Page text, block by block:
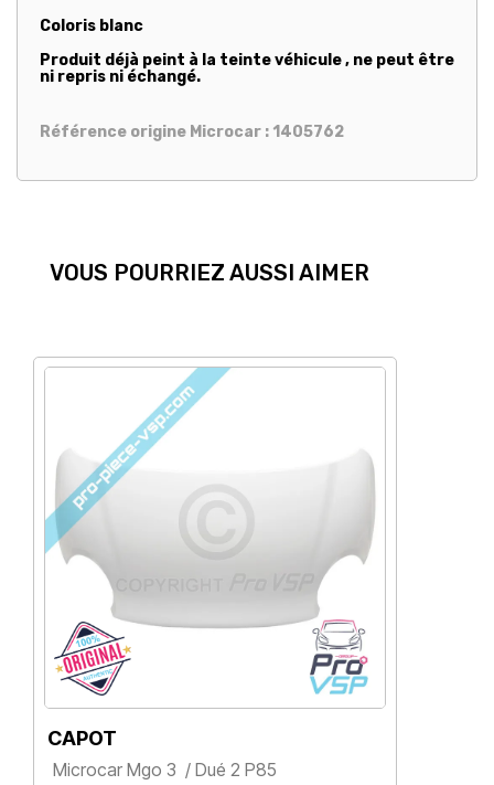
Coloris blanc
Produit déjà peint à la teinte véhicule , ne peut être
ni repris ni échangé.
Référence origine Microcar : 1405762
VOUS POURRIEZ AUSSI AIMER
CAPOT
Microcar Mgo 3 / Dué 2 P85